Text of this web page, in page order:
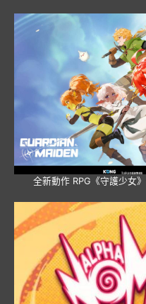
全新動作 RPG《守護少女